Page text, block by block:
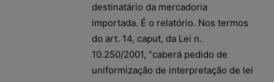
destinatário da mercadoria
importada. É o relatório. Nos termos
do art. 14, caput, da Lei n.
10.250/2001, “caberá pedido de
uniformização de interpretação de lei